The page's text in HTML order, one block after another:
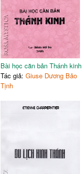
Bài học căn bản Thánh kinh
Tác giả: Giuse Dương Bảo
Tịnh